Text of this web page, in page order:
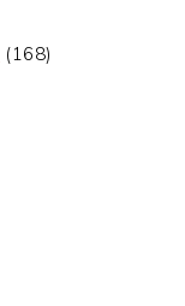
(168)